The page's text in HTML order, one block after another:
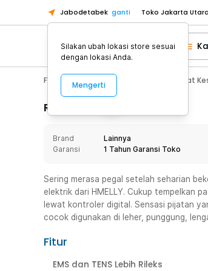
Jabodetabek ganti Toko Jakarta Utara
Toko Tangerang
Toko Cikupa
Pick n Go Jakarta
Pick n Go Bekasi
Toko Tangerang
Toko Cikupa
Pick n Go Jakarta
Fashion, Make Up & Beauty Care Alat
Rincian Produk
Brand
Lainnya
Garansi
1 Tahun Garansi Toko
Sering merasa pegal setelah seharian
elektrik dari HMELLY. Cukup tempelkan
lewat kontroler digital. Sensasi pijatan
cocok digunakan di leher, punggung,
Fitur
EMS dan TENS Lebih Rileks
Silakan ubah lokasi store sesuai
dengan lokasi Anda.
Mengerti